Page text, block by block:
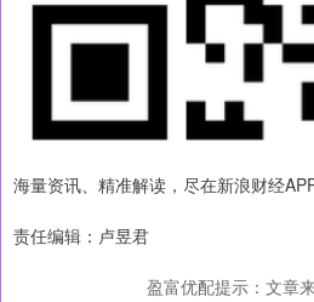
海量资讯、精准解读，尽在新浪财经
责任编辑：卢昱君
盈富优配提示：文章